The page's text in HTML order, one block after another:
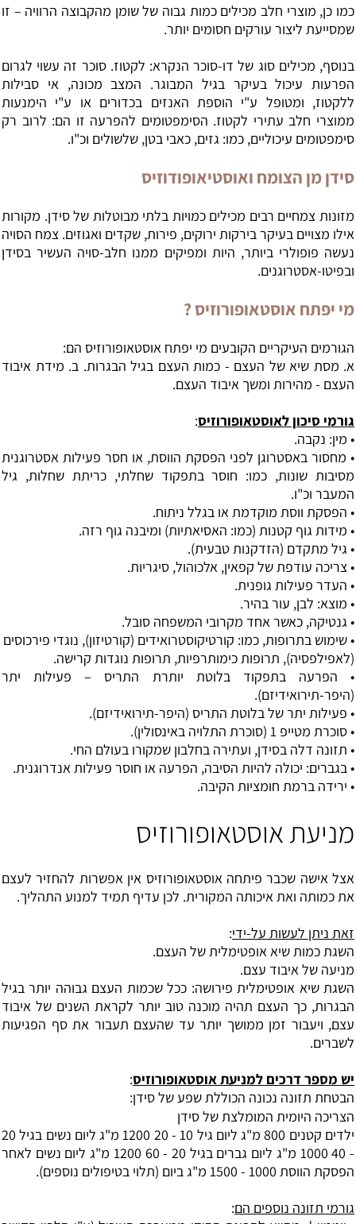
כמו כן, מוצרי חלב מכילים כמות גבוה של שומן מהקבוצה הרוויה – זו
שמסייעת ליצור עורקים חסומים יותר.
בנוסף, מכילים סוג של דו-סוכר הנקרא: לקטוז. סוכר זה עשוי לגרום
הפרעות עיכול בעיקר בגיל המבוגר. המצב מכונה, אי סבילות
ללקטוז, ומטופל ע"י הוספת האנזים בכדורים או ע"י הימנעות
ממוצרי חלב עתירי לקטוז. הסימפטומים להפרעה זו הם: לרוב רק
סימפטומים עיכוליים, כמו: גזים, כאבי בטן, שלשולים וכ"ו.
סידן מן הצומח ואוסטיאופודוזיס
מזונות צמחיים רבים מכילים כמויות בלתי מבוטלות של סידן. מקורות
אילו מצויים בעיקר בירקות ירוקים, פירות, שקדים ואגוזים. צמח הסויה
נעשה פופולרי ביותר, היות ומפיקים ממנו חלב-סויה העשיר בסידן
ובפיטו-אסטרוגנים.
מי יפתח אוסטאופורוזיס ?
הגורמים העיקריים הקובעים מי יפתח אוסטאופורוזיס הם:
א. מסת שיא של העצם - כמות העצם בגיל הבגרות. ב. מידת איבוד
העצם - מהירות ומשך איבוד העצם.
גורמי סיכון לאוסטאופורוזיס:
• מין: נקבה.
• מחסור באסטרוגן לפני הפסקת הווסת, או חסר פעילות אסטרוגנית
מסיבות שונות, כמו: חוסר בתפקוד שחלתי, כריתת שחלות, גיל
המעבר וכ"ו.
• הפסקת ווסת מוקדמת או בגלל ניתוח.
• מידות גוף קטנות (כמו: האסיאתיות) ומיבנה גוף רזה.
• גיל מתקדם (הזדקנות טבעית).
• צריכה עודפת של קפאין, אלכוהול, סיגריות.
• העדר פעילות גופנית.
• מוצא: לבן, עור בהיר.
• גנטיקה, כאשר אחד מקרובי המשפחה סובל.
• שימוש בתרופות, כמו: קורטיקוסטרואידים (קורטיזון), נוגדי פירכוסים
(לאפילפסיה), תרופות כימותרפיות, תרופות נוגדות קרישה.
• הפרעה בתפקוד בלוטת יותרת התריס – פעילות יתר
(היפר-תירואידיזם).
• פעילות יתר של בלוטת התריס (היפר-תירואידיזם).
• סוכרת מטייפ 1 (סוכרת התלויה באינסולין).
• תזונה דלה בסידן, ועתירה בחלבון שמקורו בעולם החי.
• בגברים: יכולה להיות הסיבה, הפרעה או חוסר פעילות אנדרוגנית.
• ירידה ברמת חומציות הקיבה.
מניעת אוסטאופורוזיס
אצל אישה שכבר פיתחה אוסטאופורוזיס אין אפשרות להחזיר לעצם
את כמותה ואת איכותה המקורית. לכן עדיף תמיד למנוע התהליך.
זאת ניתן לעשות על-ידי:
השגת כמות שיא אופטימלית של העצם.
מניעה של איבוד עצם.
השגת שיא אופטימלית פירושה: ככל שכמות העצם גבוהה יותר בגיל
הבגרות, כך העצם תהיה מוכנה טוב יותר לקראת השנים של איבוד
עצם, ויעבור זמן ממושך יותר עד שהעצם תעבור את סף הפגיעות
לשברים.
יש מספר דרכים למניעת אוסטאופורוזיס:
הבטחת תזונה נכונה הכוללת שפע של סידן:
הצריכה היומית המומלצת של סידן
ילדים קטנים 800 מ"ג ליום גיל 10 - 20 1200 מ"ג ליום נשים בגיל 20
- 40 1000 מ"ג ליום גברים בגיל 20 - 60 1200 מ"ג ליום נשים לאחר
הפסקת הווסת 1000 - 1500 מ"ג ביום (תלוי בטיפולים נוספים).
גורמי תזונה נוספים הם: